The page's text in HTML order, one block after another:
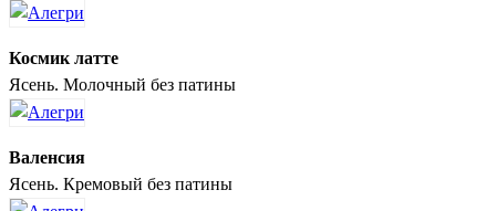
Космик латте
Ясень. Молочный без патины
Валенсия
Ясень. Кремовый без патины